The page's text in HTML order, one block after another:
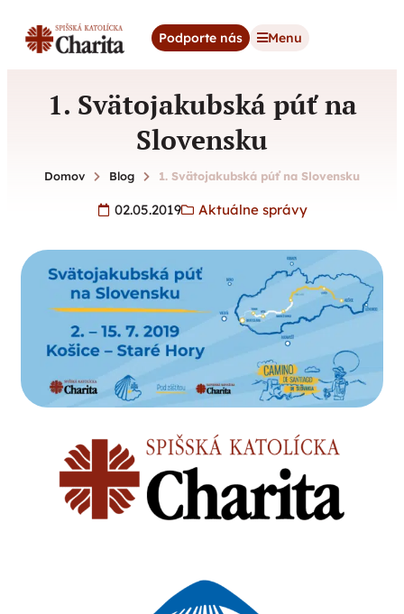
Podporte nás Menu
1. Svätojakubská púť na
Slovensku
Domov Blog 1. Svätojakubská púť na Slovensku
02.05.2019 Aktuálne správy